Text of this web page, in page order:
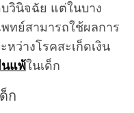
วินิจฉัย แต่ในบาง
ทย์สามารถใช้ผลการ
ว่างโรคสะเก็ดเงิน
นแพ้ในเด็ก
ก